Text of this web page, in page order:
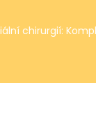
chirurgií: